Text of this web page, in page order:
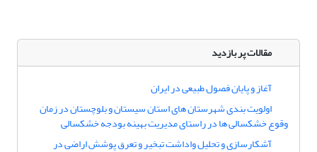
مقالات پر بازدید
آغاز و پایان فصول طبیعی در ایران
اولویت بندی شهرستان های استان سیستان و بلوچستان در زمان
وقوع خشکسالی ها در راستای مدیریت بهینه بودجه خشکسالی
آشکارسازی و تحلیل واداشت تبخیر و تعرق پوشش اراضی در